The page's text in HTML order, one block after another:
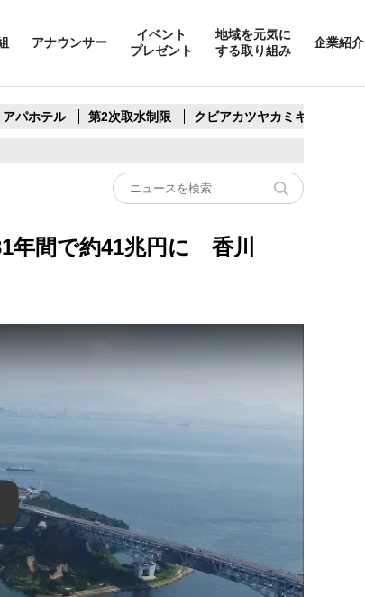
アナウンサー
イベント
プレゼント
地域を元気に
する取り組み
企業紹介
アパホテル 第2次取水制限 クビアカツヤカミキリ
年間で約41兆円に 香川